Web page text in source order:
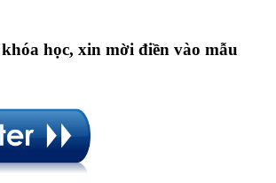
học, xin mời điền vào mẫu